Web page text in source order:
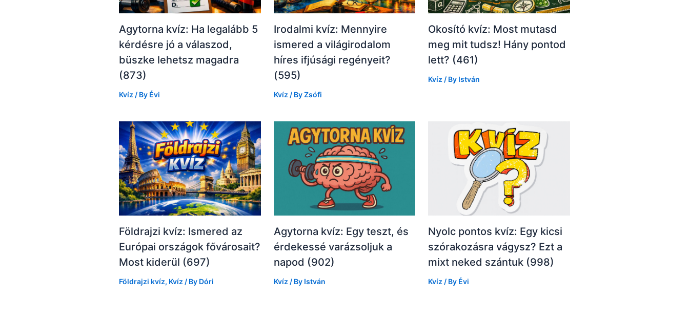
Agytorna kvíz: Ha legalább 5
kérdésre jó a válaszod,
büszke lehetsz magadra
(873)
Kvíz / By Évi
Irodalmi kvíz: Mennyire
ismered a világirodalom
híres ifjúsági regényeit?
(595)
Kvíz / ByZsófi
Okosító kvíz: Most mutasd
meg mit tudsz! Hány pontod
lett? (461)
Kvíz / By István
Földrajzi kvíz: Ismered az
Európai országok fővárosait?
Most kiderül (697)
Földrajzi kvíz, Kvíz / By Dóri
Agytorna kvíz: Egy teszt, és
érdekessé varázsoljuk a
napod (902)
Kvíz / By István
Nyolc pontos kvíz: Egy kicsi
szórakozásra vágysz? Ezt a
mixt neked szántuk (998)
Kvíz / By Évi